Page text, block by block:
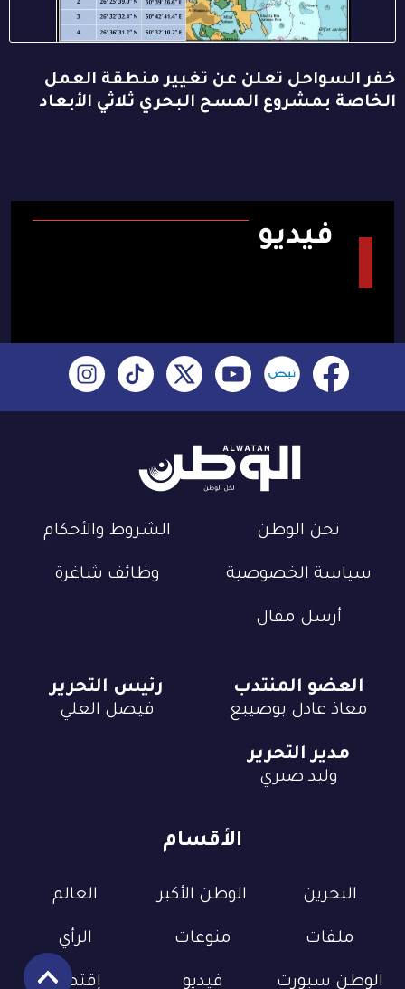
خفر السواحل تعلن عن تغيير منطقة العمل
الخاصة بمشروع المسح البحري ثلاثي الأبعاد
فيديو
نحن الوطن الشروط والأحكام
سياسة الخصوصية وظائف شاغرة
أرسل مقال
الأقسام
البحرين الوطن الأكبر العالم
ملفات منوعات الرأي
الوطن سبورت فيديو إقتصاد
العضو المنتدب
معاذ عادل بوصيبع
رئيس التحرير
فيصل العلي
مدير التحرير
وليد صبري